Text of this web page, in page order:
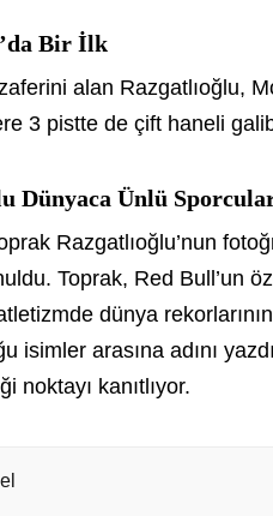
Bir İlk
alan Razgatlıoğlu,
3 pistte de çift haneli
Dünyaca Ünlü
Razgatlıoğlu’nun
Toprak, Red Bull’un
dünya
isimler arasına adını
noktayı kanıtlıyor.